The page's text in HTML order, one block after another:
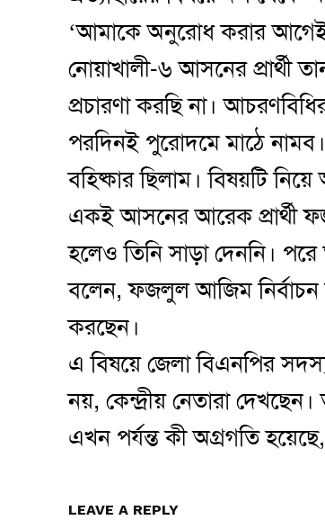
‘আমাকে অনুরোধ করার আগেই
নোয়াখালী-৬ আসনের প্রার্থী
প্রচারণা করছি না।
পরদিনই পুরোদমে মাঠে
বহিষ্কার ছিলাম। বিষয়টি
একই আসনের আরেক প্রার্থী
হলেও তিনি সাড়া দেননি।
বলেন, ফজলুল আজিম নির্বাচন
করছেন।
এ বিষয়ে জেলা বিএনপির
নয়, কেন্দ্রীয় নেতারা
এখন পর্যন্ত কী অগ্রগতি
LEAVE A REPLY